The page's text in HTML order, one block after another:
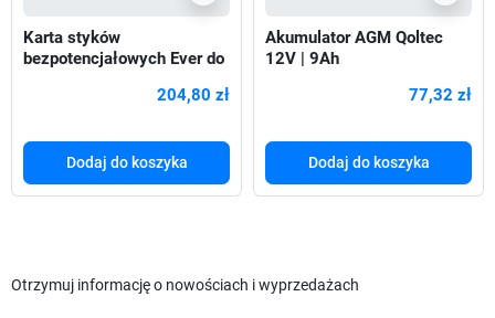
Karta styków
bezpotencjałowych Ever do
204,80 zł
Dodaj do koszyka
Akumulator AGM Qoltec
12V | 9Ah
77,32 zł
Dodaj do koszyka
Otrzymuj informację o nowościach i wyprzedażach